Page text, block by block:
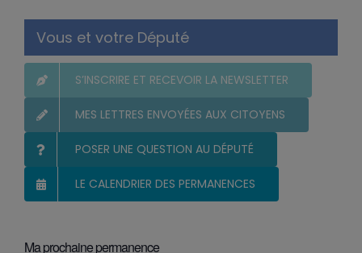
Vous et votre Député
S’INSCRIRE ET RECEVOIR LA NEWSLETTER
MES LETTRES ENVOYÉES AUX CITOYENS
POSER UNE QUESTION AU DÉPUTÉ
LE CALENDRIER DES PERMANENCES
Ma prochaine permanence